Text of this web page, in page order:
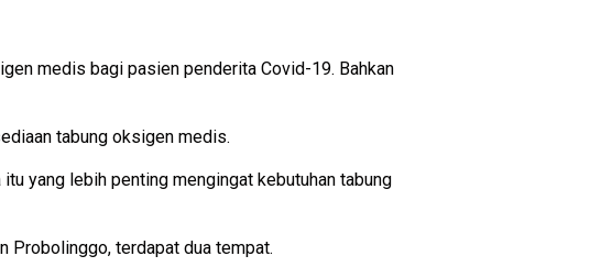
medis bagi pasien penderita Covid-19. Bahkan
tabung oksigen medis.
yang lebih penting mengingat kebutuhan tabung
Probolinggo, terdapat dua tempat.